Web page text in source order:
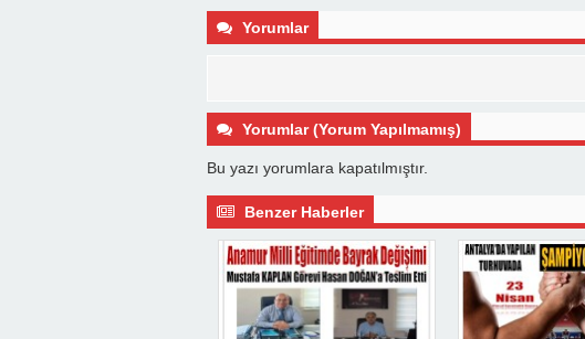
Yorumlar
Yorumlar (Yorum Yapılmamış)
Bu yazı yorumlara kapatılmıştır.
Benzer Haberler